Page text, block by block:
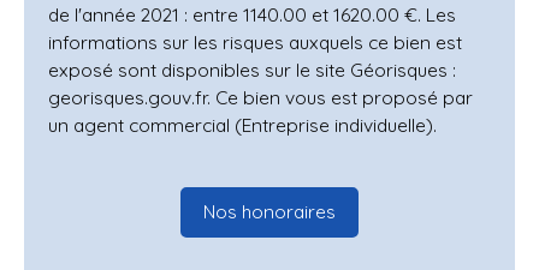
de l'année 2021 : entre 1140.00 et 1620.00 €. Les
informations sur les risques auxquels ce bien est
exposé sont disponibles sur le site Géorisques :
georisques.gouv.fr. Ce bien vous est proposé par
un agent commercial (Entreprise individuelle).
Nos honoraires